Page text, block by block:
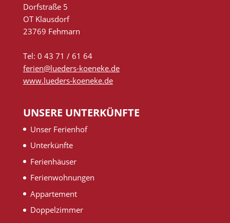
Dorfstraße 5
OT Klausdorf
23769 Fehmarn
Tel: 0 43 71 / 61 64
ferien@lueders-koeneke.de
www.lueders-koeneke.de
UNSERE UNTERKÜNFTE
Unser Ferienhof
Unterkünfte
Ferienhäuser
Ferienwohnungen
Appartement
Doppelzimmer